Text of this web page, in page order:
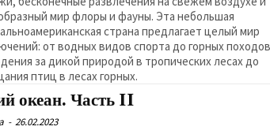
мир флоры и фауны. Эта небольшая
страна предлагает целый мир
от водных видов спорта до горных
за дикой природой в тропических лесах до
птиц в лесах горных.
океан. Часть II
- 26.02.2023